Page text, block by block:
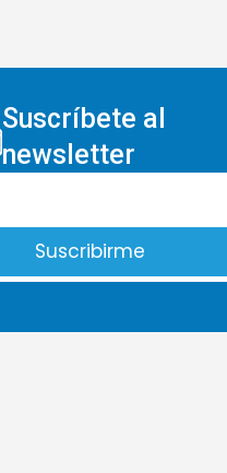
Suscríbete al
newsletter